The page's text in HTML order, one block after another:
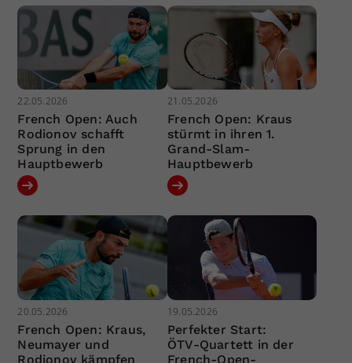
22.05.2026
French Open: Auch
Rodionov schafft
Sprung in den
Hauptbewerb
21.05.2026
French Open: Kraus
stürmt in ihren 1.
Grand-Slam-
Hauptbewerb
20.05.2026
French Open: Kraus,
Neumayer und
Rodionov kämpfen
19.05.2026
Perfekter Start:
ÖTV-Quartett in der
French-Open-